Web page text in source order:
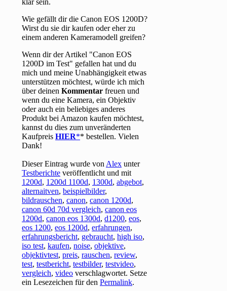
klar sein.
Wie gefällt dir die Canon EOS 1200D?
Wirst du sie dir kaufen oder eher zu
einem anderen Kameramodell greifen?
Wenn dir der Artikel "Canon EOS
1200D im Test" gefallen hat und du
mich und meine Unabhängigkeit etwas
unterstützen möchtest, würde ich mich
über deinenKommentar freuen und
wenn du eine Kamera, ein Objektiv
oder auch ein beliebiges anderes
Produkt bei Amazon kaufen möchtest,
kannst du dies zum unveränderten
KaufpreisHIER * bestellen. Vielen
Dank!
Dieser Eintrag wurde von Alex unter
Testberichte veröffentlicht und mit
1200d, 1200d 1100d, 1300d,abgebot,
alternaitven,beispielbilder,
bildrauschen,canon,canon 1200d,
canon 60d 70d vergleich,canon eos
1200d,canon eos 1300d,d1200,eos,
eos 1200,eos 1200d,erfahrungen,
erfahrungsbericht, gebraucht,high iso,
iso test,kaufen,noise,objektive,
objektivtest,preis,rauschen,review,
test,testbericht,testbilder,testvideo,
vergleich,video verschlagwortet. Setze
ein Lesezeichen für denPermalink.